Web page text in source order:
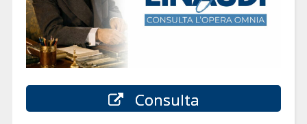
Consulta